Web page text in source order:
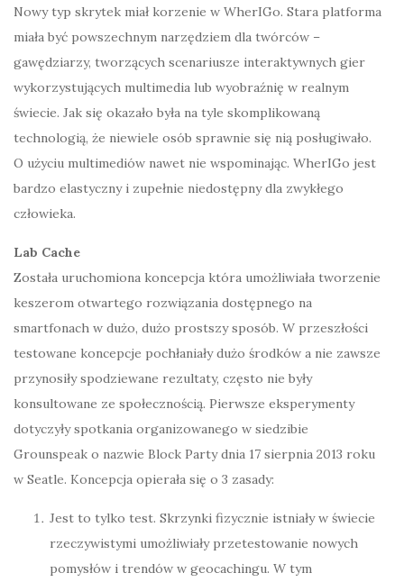
Nowy typ skrytek miał korzenie w WherIGo. Stara platforma
miała być powszechnym narzędziem dla twórców –
gawędziarzy, tworzących scenariusze interaktywnych gier
wykorzystujących multimedia lub wyobraźnię w realnym
świecie. Jak się okazało była na tyle skomplikowaną
technologią, że niewiele osób sprawnie się nią posługiwało.
O użyciu multimediów nawet nie wspominając. WherIGo jest
bardzo elastyczny i zupełnie niedostępny dla zwykłego
człowieka.
Lab Cache
Została uruchomiona koncepcja która umożliwiała tworzenie
keszerom otwartego rozwiązania dostępnego na
smartfonach w dużo, dużo prostszy sposób. W przeszłości
testowane koncepcje pochłaniały dużo środków a nie zawsze
przynosiły spodziewane rezultaty, często nie były
konsultowane ze społecznością. Pierwsze eksperymenty
dotyczyły spotkania organizowanego w siedzibie
Grounspeak o nazwie Block Party dnia 17 sierpnia 2013 roku
w Seatle. Koncepcja opierała się o 3 zasady:
Jest to tylko test. Skrzynki fizycznie istniały w świecie
rzeczywistymi umożliwiały przetestowanie nowych
pomysłów i trendów w geocachingu. W tym